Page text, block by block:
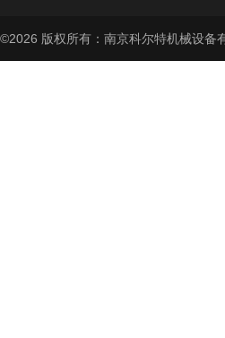
©2026 版权所有：南京科尔特机械设备